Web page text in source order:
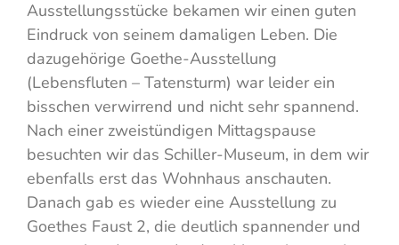
Ausstellungsstücke bekamen wir einen guten
Eindruck von seinem damaligen Leben. Die
dazugehörige Goethe-Ausstellung
(Lebensfluten – Tatensturm) war leider ein
bisschen verwirrend und nicht sehr spannend.
Nach einer zweistündigen Mittagspause
besuchten wir das Schiller-Museum, in dem wir
ebenfalls erst das Wohnhaus anschauten.
Danach gab es wieder eine Ausstellung zu
Goethes Faust 2, die deutlich spannender und